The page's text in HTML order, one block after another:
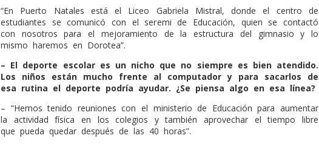
“En Puerto Natales está el Liceo Gabriela Mistral, donde el centro de
estudiantes se comunicó con el seremi de Educación, quien se contactó
con nosotros para el mejoramiento de la estructura del gimnasio y lo
mismo haremos en Dorotea”.
– El deporte escolar es un nicho que no siempre es bien atendido.
Los niños están mucho frente al computador y para sacarlos de
esa rutina el deporte podría ayudar. ¿Se piensa algo en esa línea?
– “Hemos tenido reuniones con el ministerio de Educación para aumentar
la actividad física en los colegios y también aprovechar el tiempo libre
que pueda quedar después de las 40 horas”.